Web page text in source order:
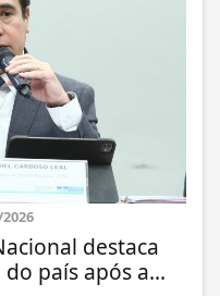
destaca
país após a...